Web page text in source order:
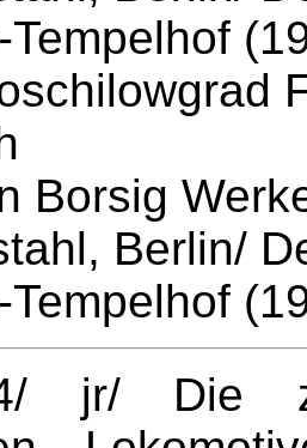
Tempelhof
Borsig
Berlin/
Tempelhof
jr/ Die